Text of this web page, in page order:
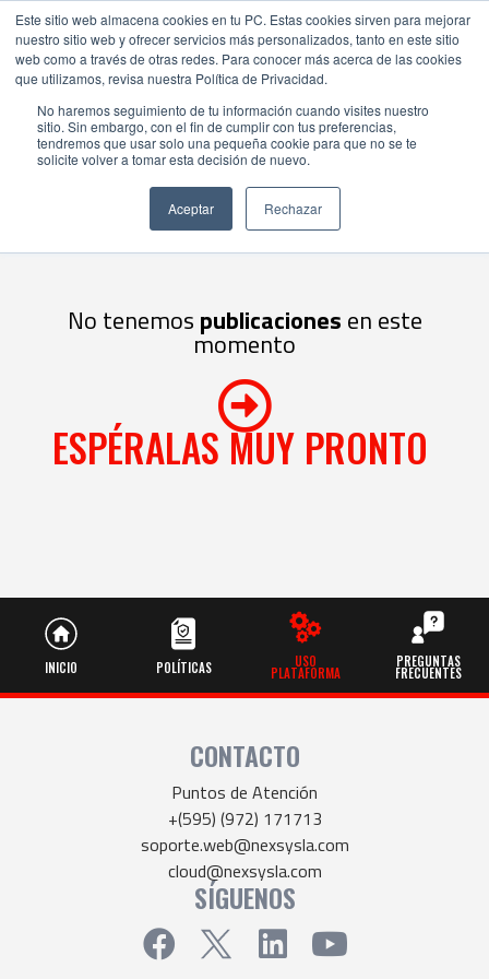
Este sitio web almacena cookies en tu PC. Estas cookies sirven para mejorar
nuestro sitio web y ofrecer servicios más personalizados, tanto en este sitio
web como a través de otras redes. Para conocer más acerca de las cookies
que utilizamos, revisa nuestra Política de Privacidad.
No haremos seguimiento de tu información cuando visites nuestro
sitio. Sin embargo, con el fin de cumplir con tus preferencias,
tendremos que usar solo una pequeña cookie para que no se te
solicite volver a tomar esta decisión de nuevo.
Aceptar Rechazar
Uso Plataforma
E-COMMERCE
No tenemos publicaciones en este
momento
ESPÉRALAS MUY PRONTO
INICIO POLÍTICAS USO
PLATAFORMA
PREGUNTAS
FRECUENTES
CONTACTO
Puntos de Atención
+(595) (972) 171713
soporte.web@nexsysla.com
cloud@nexsysla.com
SÍGUENOS